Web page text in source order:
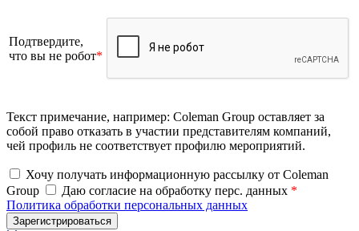
Подтвердите,
что вы не робот*
Текст примечание, например: Coleman Group оставляет за
собой право отказать в участии представителям компаний,
чей профиль не соответствует профилю мероприятий.
Хочу получать информационную рассылку от Coleman
Group
Даю согласие на обработку перс. данных *
Политика обработки персональных данных